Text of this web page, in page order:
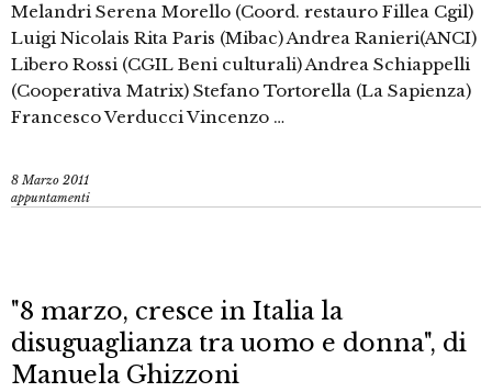
Melandri Serena Morello (Coord. restauro Fillea Cgil)
Luigi Nicolais Rita Paris (Mibac) Andrea Ranieri(ANCI)
Libero Rossi (CGIL Beni culturali) Andrea Schiappelli
(Cooperativa Matrix) Stefano Tortorella (La Sapienza)
Francesco Verducci Vincenzo …
8 Marzo 2011
appuntamenti
"8 marzo, cresce in Italia la
disuguaglianza tra uomo e donna", di
Manuela Ghizzoni